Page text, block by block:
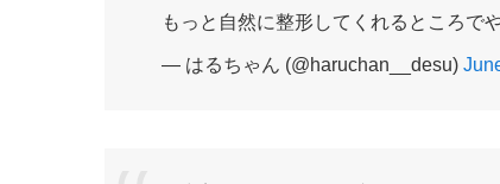
もっと自然に整形してくれるところで
— はるちゃん (@haruchan__desu)